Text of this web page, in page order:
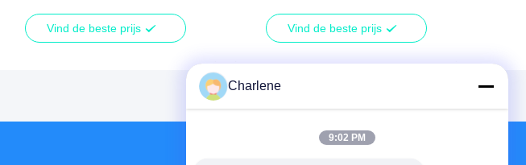
Vind de beste prijs
UAV VTXVind de beste prijs
Charlene
9:02 PM